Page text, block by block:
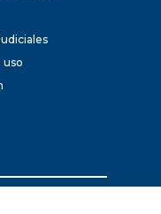
uso